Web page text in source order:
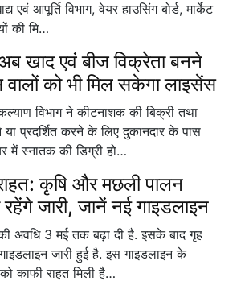
एवं आपूर्ति विभाग, वेयर हाउसिंग बोर्ड, मार्केट
की मि…
खाद एवं बीज विक्रेता बनने
को भी मिल सकेगा लाइसेंस
विभाग ने कीटनाशक की बिक्री तथा
प्रदर्शित करने के लिए दुकानदार के पास
में स्नातक की डिग्री हो…
कृषि और मछली पालन
जारी, जानें नई गाइडलाइन
अवधि 3 मई तक बढ़ा दी है. इसके बाद गृह
गाइडलाइन जारी हुई है. इस गाइडलाइन के
काफी राहत मिली है…